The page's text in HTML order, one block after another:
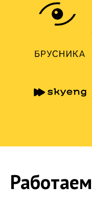
Работаем